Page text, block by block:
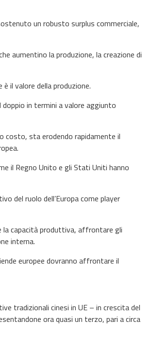
un robusto surplus commerciale,
aumentino la produzione, la creazione di
il valore della produzione.
doppio in termini a valore aggiunto
costo, sta erodendo rapidamente il
il Regno Unito e gli Stati Uniti hanno
del ruolo dell’Europa come player
la capacità produttiva, affrontare gli
interna.
europee dovranno affrontare il
tradizionali cinesi in UE – in crescita del
ora quasi un terzo, pari a circa